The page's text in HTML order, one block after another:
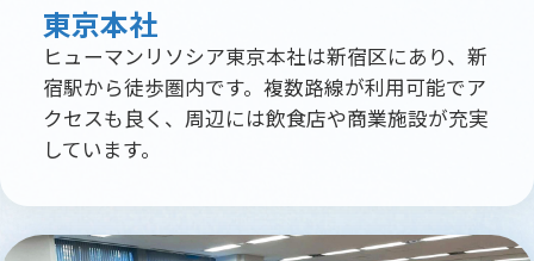
東京本社
ヒューマンリソシア東京本社は新宿区にあり、新
宿駅から徒歩圏内です。複数路線が利用可能でア
クセスも良く、周辺には飲食店や商業施設が充実
しています。